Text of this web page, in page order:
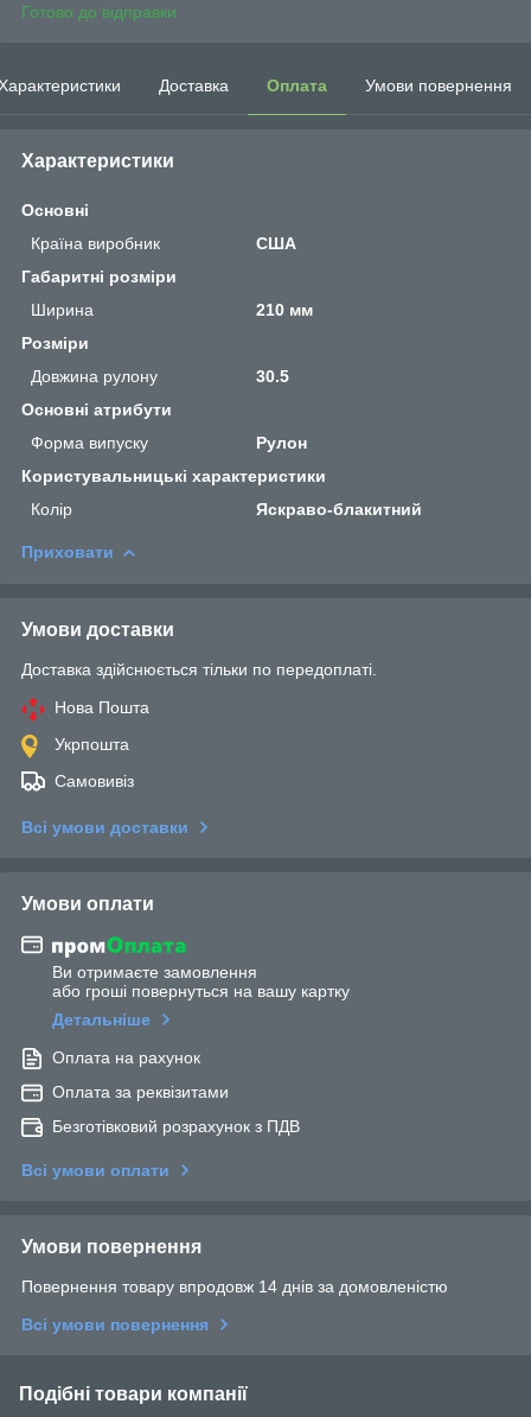
Готово до відправки
Доставка Оплата Умови повернення
Характеристики
Основні
Країна виробник
США
Габаритні розміри
Ширина
210 мм
Розміри
Довжина рулону
30.5
Основні атрибути
Форма випуску
Рулон
Користувальницькі характеристики
Колір
Яскраво-блакитний
Приховати
Умови доставки
Доставка здійснюється тільки по передоплаті.
Нова Пошта
Укрпошта
Самовивіз
Всі умови доставки
Умови оплати
Ви отримаєте замовлення
або гроші повернуться на вашу картку
Детальніше
Оплата на рахунок
Оплата за реквізитами
Безготівковий розрахунок з ПДВ
Всі умови оплати
Умови повернення
Повернення товару впродовж 14 днів за домовленістю
Всі умови повернення
Подібні товари компанії